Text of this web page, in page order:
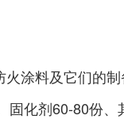
涂料及它们的
化剂60‑80份